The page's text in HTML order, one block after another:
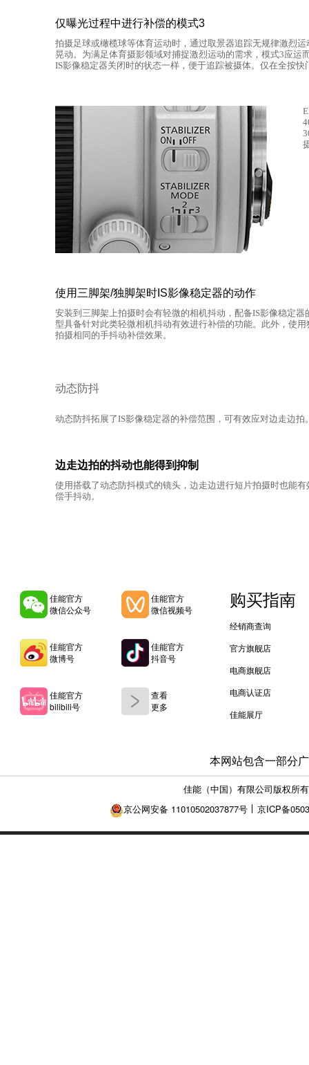
仅曝光过程中进行补偿的模式3
拍摄足球或橄榄球等体育运动时，通过取景器追踪无规律激烈
晃动。为满足体育摄影领域对捕捉激烈运动的需求，模式3应
IS影像稳定器关闭时的状态一样，便于追踪被摄体。仅在全按
使用三脚架/独脚架时IS影像稳定器的动作
安装到三脚架上拍摄时会有轻微的相机抖动，配备IS影像稳定
型具备针对此类轻微相机抖动有效进行补偿的功能。此外，使
拍摄相同的手抖动补偿效果。
动态防抖
动态防抖拓展了IS影像稳定器的补偿范围，可有效应对边走边
边走边拍的抖动也能得到抑制
使用搭载了动态防抖模式的镜头，边走边进行短片拍摄时也能
偿手抖动。
佳能官方
微信公众号
佳能官方
微信视频号
佳能官方
微博号
佳能官方
抖音号
佳能官方
bilibili号
查看
更多
购买指南
经销商查询
官方旗舰店
电商旗舰店
电商认证店
佳能展厅
本网站包含一部分
佳能（中国）有限公司版权所
京公网安备 11010502037877号
京ICP备